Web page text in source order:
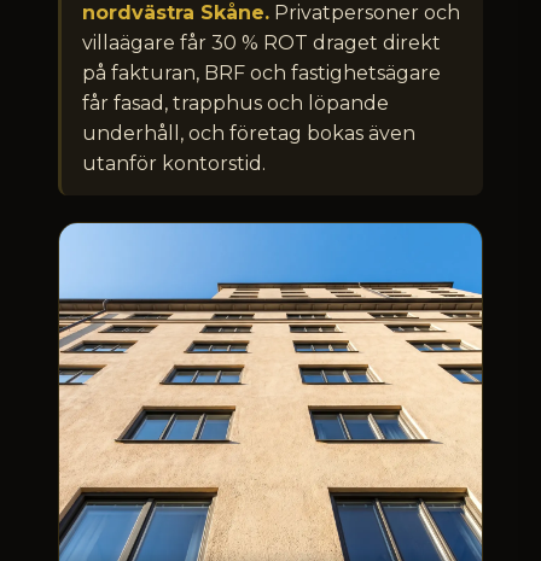
nordvästra Skåne.Privatpersoner och
villaägare får 30 % ROT draget direkt
på fakturan, BRF och fastighetsägare
får fasad, trapphus och löpande
underhåll, och företag bokas även
utanför kontorstid.